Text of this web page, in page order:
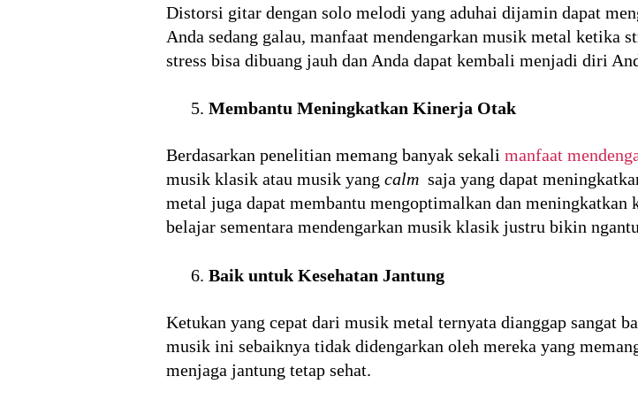
Distorsi gitar dengan solo melodi yang aduhai dijamin dapat
Anda sedang galau, manfaat mendengarkan musik metal ketika
stress bisa dibuang jauh dan Anda dapat kembali menjadi diri
Membantu Meningkatkan Kinerja Otak
Berdasarkan penelitian memang banyak sekali manfaat
musik klasik atau musik yang calm saja yang dapat
metal juga dapat membantu mengoptimalkan dan
belajar sementara mendengarkan musik klasik justru bikin
Baik untuk Kesehatan Jantung
Ketukan yang cepat dari musik metal ternyata dianggap sangat
musik ini sebaiknya tidak didengarkan oleh mereka yang
menjaga jantung tetap sehat.